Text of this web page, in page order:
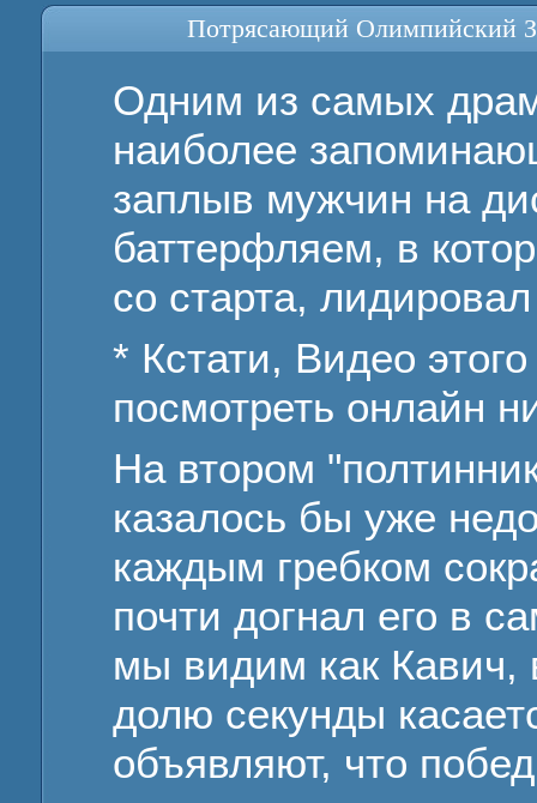
Потрясающий Олимпийский
Одним из самых
наиболее
заплыв мужчин на
баттерфляем, в
со старта,
* Кстати, Видео
посмотреть онлайн
На втором
казалось бы уже
каждым гребком
почти догнал его в
мы видим как
долю секунды
объявляют, что